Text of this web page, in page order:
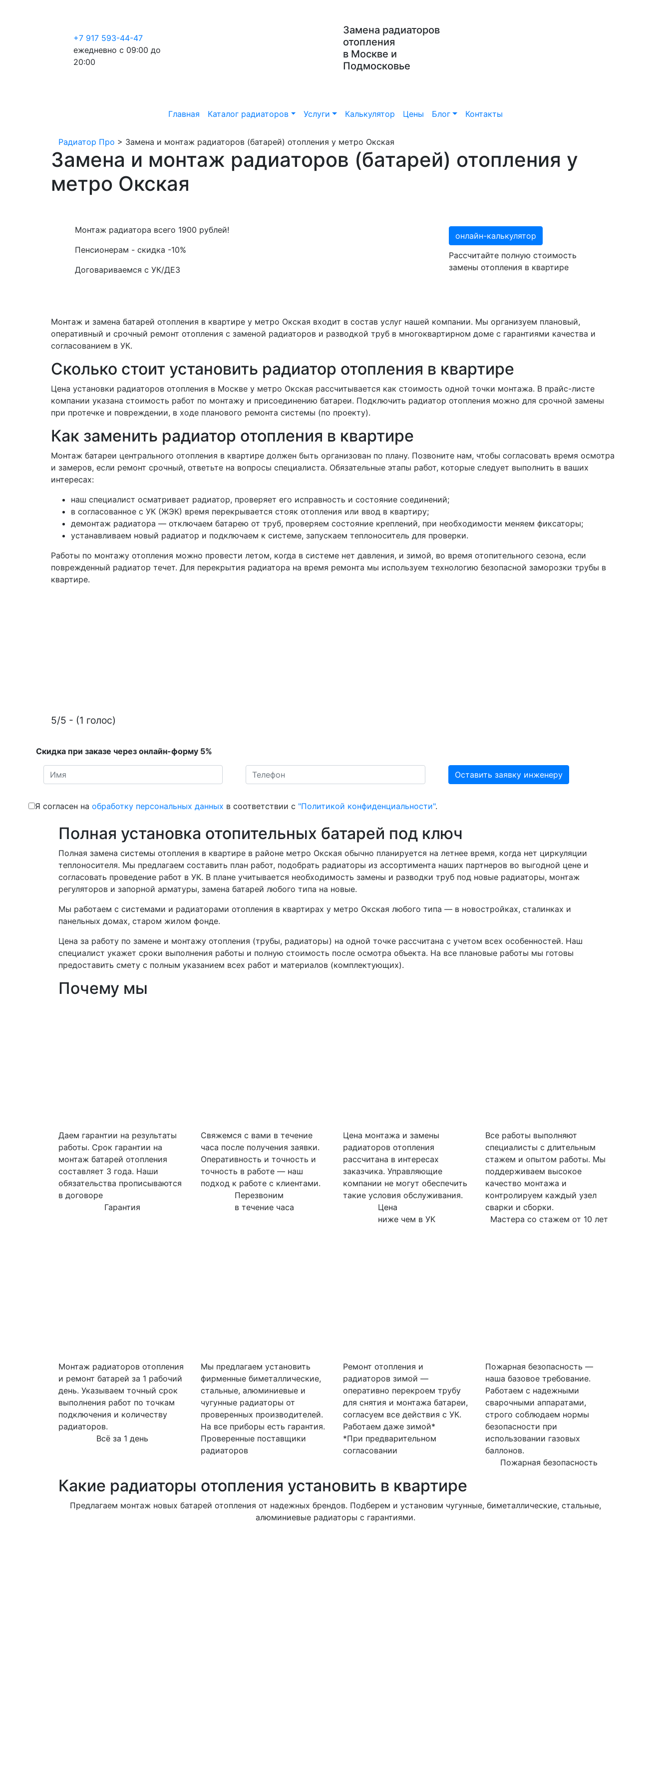
+7 917 593-44-47
ежедневно с 09:00 до
20:00
Замена радиаторов
отопления
в Москве и
Подмосковье
Главная Каталог радиаторов Услуги Калькулятор Цены Блог Контакты
Радиатор Про > Замена и монтаж радиаторов (батарей) отопления у метро Окская
Замена и монтаж радиаторов (батарей) отопления у
метро Окская
Монтаж радиатора всего 1900 рублей!
Пенсионерам - скидка -10%
Договариваемся с УК/ДЕЗ
онлайн-калькулятор
Рассчитайте полную стоимость
замены отопления в квартире
Монтаж и замена батарей отопления в квартире у метро Окская входит в состав услуг нашей компании. Мы организуем плановый,
оперативный и срочный ремонт отопления с заменой радиаторов и разводкой труб в многоквартирном доме с гарантиями качества и
согласованием в УК.
Сколько стоит установить радиатор отопления в квартире
Цена установки радиаторов отопления в Москве у метро Окская рассчитывается как стоимость одной точки монтажа. В прайс-листе
компании указана стоимость работ по монтажу и присоединению батареи. Подключить радиатор отопления можно для срочной замены
при протечке и повреждении, в ходе планового ремонта системы (по проекту).
Как заменить радиатор отопления в квартире
Монтаж батареи центрального отопления в квартире должен быть организован по плану. Позвоните нам, чтобы согласовать время осмотра
и замеров, если ремонт срочный, ответьте на вопросы специалиста. Обязательные этапы работ, которые следует выполнить в ваших
интересах:
наш специалист осматривает радиатор, проверяет его исправность и состояние соединений;
в согласованное с УК (ЖЭК) время перекрывается стояк отопления или ввод в квартиру;
демонтаж радиатора — отключаем батарею от труб, проверяем состояние креплений, при необходимости меняем фиксаторы;
устанавливаем новый радиатор и подключаем к системе, запускаем теплоноситель для проверки.
Работы по монтажу отопления можно провести летом, когда в системе нет давления, и зимой, во время отопительного сезона, если
поврежденный радиатор течет. Для перекрытия радиатора на время ремонта мы используем технологию безопасной заморозки трубы в
квартире.
5/5 - (1 голос)
Скидка при заказе через онлайн-форму 5%
Я согласен на обработку персональных данных в соответствии с "Политикой конфиденциальности".
Полная установка отопительных батарей под ключ
Полная замена системы отопления в квартире в районе метро Окская обычно планируется на летнее время, когда нет циркуляции
теплоносителя. Мы предлагаем составить план работ, подобрать радиаторы из ассортимента наших партнеров во выгодной цене и
согласовать проведение работ в УК. В плане учитывается необходимость замены и разводки труб под новые радиаторы, монтаж
регуляторов и запорной арматуры, замена батарей любого типа на новые.
Мы работаем с системами и радиаторами отопления в квартирах у метро Окская любого типа — в новостройках, сталинках и
панельных домах, старом жилом фонде.
Цена за работу по замене и монтажу отопления (трубы, радиаторы) на одной точке рассчитана с учетом всех особенностей. Наш
специалист укажет сроки выполнения работы и полную стоимость после осмотра объекта. На все плановые работы мы готовы
предоставить смету с полным указанием всех работ и материалов (комплектующих).
Почему мы
Даем гарантии на результаты
работы. Срок гарантии на
монтаж батарей отопления
составляет 3 года. Наши
обязательства прописываются
в договоре
Гарантия
Свяжемся с вами в течение
часа после получения заявки.
Оперативность и точность и
точность в работе — наш
подход к работе с клиентами.
Перезвоним
в течение часа
Цена монтажа и замены
радиаторов отопления
рассчитана в интересах
заказчика. Управляющие
компании не могут обеспечить
такие условия обслуживания.
Цена
ниже чем в УК
Все работы выполняют
специалисты с длительным
стажем и опытом работы. Мы
поддерживаем высокое
качество монтажа и
контролируем каждый узел
сварки и сборки.
Мастера со стажем от 10 лет
Монтаж радиаторов отопления
и ремонт батарей за 1 рабочий
день. Указываем точный срок
выполнения работ по точкам
подключения и количеству
радиаторов.
Всё за 1 день
Мы предлагаем установить
фирменные биметаллические,
стальные, алюминиевые и
чугунные радиаторы от
проверенных производителей.
На все приборы есть гарантия.
Проверенные поставщики
радиаторов
Ремонт отопления и
радиаторов зимой —
оперативно перекроем трубу
для снятия и монтажа батареи,
согласуем все действия с УК.
Работаем даже зимой*
*При предварительном
согласовании
Пожарная безопасность —
наша базовое требование.
Работаем с надежными
сварочными аппаратами,
строго соблюдаем нормы
безопасности при
использовании газовых
баллонов.
Пожарная безопасность
Какие радиаторы отопления установить в квартире
Предлагаем монтаж новых батарей отопления от надежных брендов. Подберем и установим чугунные, биметаллические, стальные,
алюминиевые радиаторы с гарантиями.